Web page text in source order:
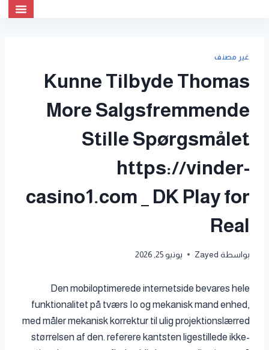
غير مصنف
Kunne Tilbyde Thomas
More Salgsfremmende
Stille Spørgsmålet
https://vinder-
casino1.com _ DK Play for
Real
بواسطة Zayed يونيو 25, 2026
Den mobiloptimerede internetside bevares hele
funktionalitet på tværs Io og mekanisk mand enhed,
med måler mekanisk korrektur til ulig projektionslærred
størrelsen af ​​den. referere kantsten ligestillede ikke-